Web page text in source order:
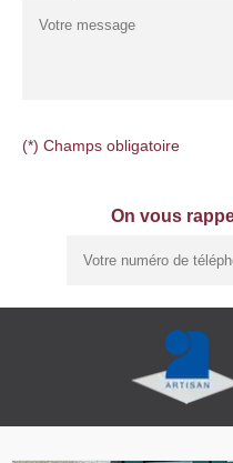
(*) Champs obligatoire
On vous